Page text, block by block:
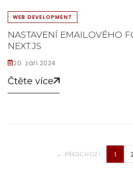
WEB DEVELOPMENT
NASTAVENÍ EMAILOVÉHO
NEXT.JS
20. září 2024
Čtěte více
← PŘEDCHOZÍ 1